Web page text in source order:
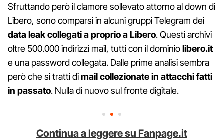
Sfruttando però il clamore sollevato attorno al down di
Libero, sono comparsi in alcuni gruppi Telegram dei
data leak collegati a proprio a Libero. Questi archivi
oltre 500.000 indirizzi mail, tutti con il dominiolibero.it
e una password collegata. Dalle prime analisi sembra
però che si tratti dimail collezionate in attacchi fatti
in passato. Nulla di nuovo sul fronte digitale.
Continua a leggere su Fanpage.it